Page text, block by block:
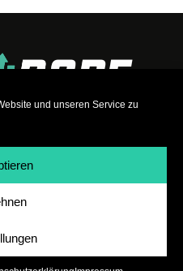
und unseren Service zu